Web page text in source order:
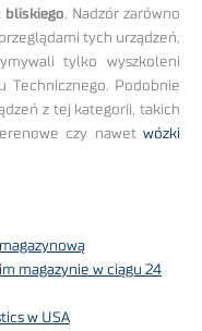
bliskiego. Nadzór zarówno
tych urządzeń,
tylko wyszkoleni
Technicznego. Podobnie
z tej kategorii, takich
czy nawet wózki
magazynie w ciągu 24
w USA